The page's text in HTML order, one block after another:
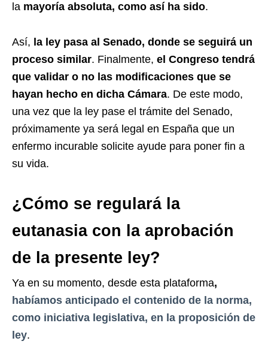
la mayoría absoluta, como así ha sido.
Así, la ley pasa al Senado, donde se seguirá un
proceso similar. Finalmente, el Congreso tendrá
que validar o no las modificaciones que se
hayan hecho en dicha Cámara. De este modo,
una vez que la ley pase el trámite del Senado,
próximamente ya será legal en España que un
enfermo incurable solicite ayude para poner fin a
su vida.
¿Cómo se regulará la
eutanasia con la aprobación
de la presente ley?
Ya en su momento, desde esta plataforma,
habíamos anticipado el contenido de la norma,
como iniciativa legislativa, en la proposición de
ley.